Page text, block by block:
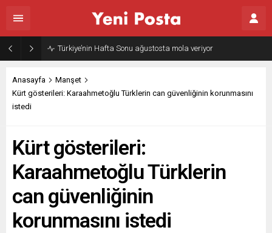
Türkiye’nin Hafta Sonu ağustosta mola veriyor
Anasayfa
Manşet
Kürt gösterileri: Karaahmetoğlu Türklerin can güvenliğinin korunmasını
istedi
Kürt gösterileri:
Karaahmetoğlu Türklerin
can güvenliğinin
korunmasını istedi